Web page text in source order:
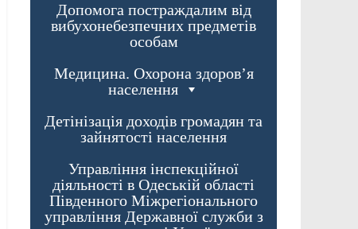
Допомога постраждалим від
вибухонебезпечних предметів
особам
Медицина. Охорона здоров’я
населення
Детінізація доходів громадян та
зайнятості населення
Управління інспекційної
діяльності в Одеській області
Південного Міжрегіонального
управління Державної служби з